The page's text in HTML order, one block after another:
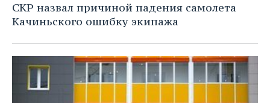
СКР назвал причиной падения самолета
Качиньского ошибку экипажа